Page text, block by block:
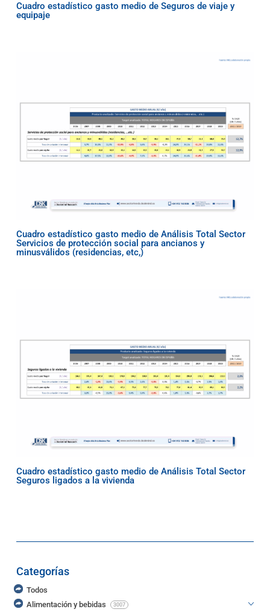
Cuadro estadístico gasto medio de Seguros de viaje y
equipaje
Cuadro estadístico gasto medio de Análisis Total Sector
Servicios de protección social para ancianos y
minusválidos (residencias, etc,)
Cuadro estadístico gasto medio de Análisis Total Sector
Seguros ligados a la vivienda
Categorías
Todos
Alimentación y bebidas
3007